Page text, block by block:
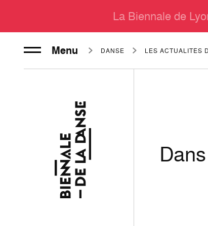
La Biennale de
Menu DANSE LES ACTUALITÉS